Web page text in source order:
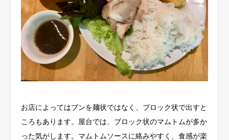
お店によってはブンを麺状ではなく、ブロック状で出すと
ころもあります。屋台では、ブロック状のマムトムが多か
った気がします。マムトムソースに絡みやすく、食感が楽